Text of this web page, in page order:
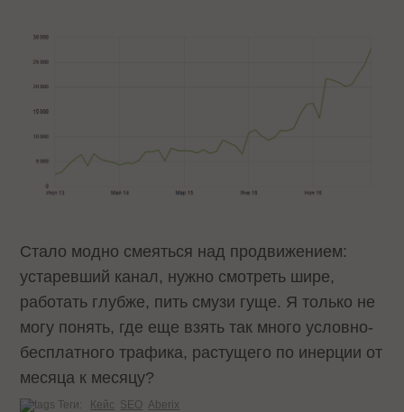
Стало модно смеяться над продвижением:
устаревший канал, нужно смотреть шире,
работать глубже, пить смузи гуще. Я только не
могу понять, где еще взять так много условно-
бесплатного трафика, растущего по инерции от
месяца к месяцу?
Теги: Кейс SEO Aberix